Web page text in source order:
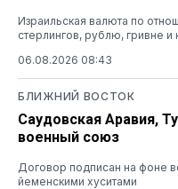
Израильская валюта по
стерлингов, рублю, гривне и
06.08.2026 08:43
БЛИЖНИЙ ВОСТОК
Саудовская Аравия,
военный союз
Договор подписан на фоне
йеменскими хуситами